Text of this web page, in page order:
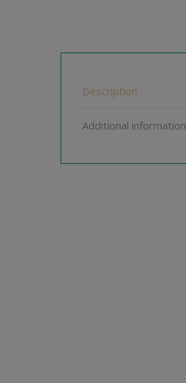
Description
Additional information